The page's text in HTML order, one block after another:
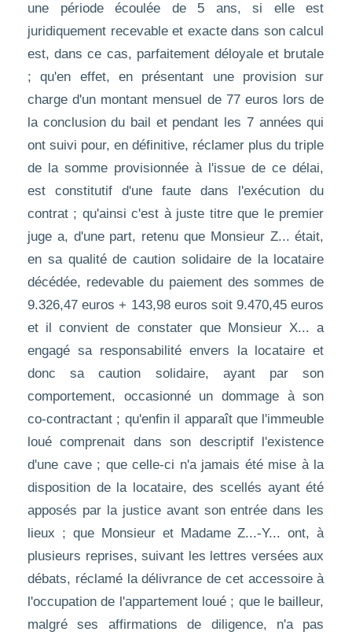
une période écoulée de 5 ans, si elle est
juridiquement recevable et exacte dans son calcul
est, dans ce cas, parfaitement déloyale et brutale
; qu'en effet, en présentant une provision sur
charge d'un montant mensuel de 77 euros lors de
la conclusion du bail et pendant les 7 années qui
ont suivi pour, en définitive, réclamer plus du triple
de la somme provisionnée à l'issue de ce délai,
est constitutif d'une faute dans l'exécution du
contrat ; qu'ainsi c'est à juste titre que le premier
juge a, d'une part, retenu que Monsieur Z... était,
en sa qualité de caution solidaire de la locataire
décédée, redevable du paiement des sommes de
9.326,47 euros + 143,98 euros soit 9.470,45 euros
et il convient de constater que Monsieur X... a
engagé sa responsabilité envers la locataire et
donc sa caution solidaire, ayant par son
comportement, occasionné un dommage à son
co-contractant ; qu'enfin il apparaît que l'immeuble
loué comprenait dans son descriptif l'existence
d'une cave ; que celle-ci n'a jamais été mise à la
disposition de la locataire, des scellés ayant été
apposés par la justice avant son entrée dans les
lieux ; que Monsieur et Madame Z...-Y... ont, à
plusieurs reprises, suivant les lettres versées aux
débats, réclamé la délivrance de cet accessoire à
l'occupation de l'appartement loué ; que le bailleur,
malgré ses affirmations de diligence, n'a pas